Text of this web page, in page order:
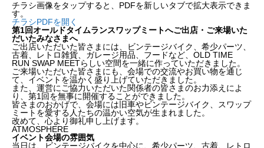
チラシ画像をタップすると、PDFを新しいタブで拡大表示できま
す。
チラシPDFを開く
第1回オールドタイムランスワップミートへご出店・ご来場いた
だいたみなさまへ
ご出店いただいた皆さまには、ビンテージバイク、希少パーツ、
古着、レトロ雑貨、ガレージ用品、フードなど、OLD TIME
RUN SWAP MEETらしい空間を一緒に作っていただきました。
ご来場いただいた皆さまにも、会場での交流やお買い物を通じ
て、イベントを温かく盛り上げていただきました。
また、運営にご協力いただいた関係者の皆さまのお力添えによ
り、第1回を無事に開催することができました。
皆さまのおかげで、会場には旧車やビンテージバイク、スワップ
ミートを愛する人たちの温かい空気が生まれました。
改めて、心より御礼申し上げます。
ATMOSPHERE
イベント会場の雰囲気
当日は、ビンテージバイクを中心に、希少パーツ、古着、レトロ